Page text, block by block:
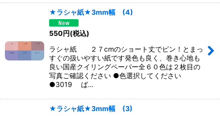
★ラシャ紙★3mm幅 (4)
550 円(税込)
ラシャ紙 ２７cmのショート丈でピン！とまっ
すぐの扱いやすい紙です発色も良く、巻き心地も
良い国産クイリングペーパー全６０色は２枚目の
写真ご確認ください ●色選択してください
●3019 ば…
★ラシャ紙★3mm幅 (3)